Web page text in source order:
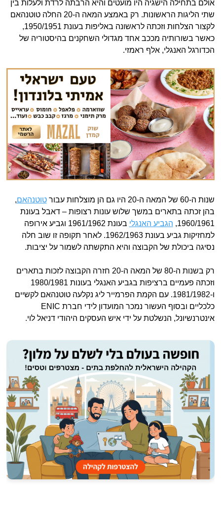
אולם בתחילה הישגיה היו מועטים והיא הרבתה לרדת ולעלות בין
שתי הליגות הראשונות. רק באמצע המאה ה-20 החלה טוטנהאם
לקצור הצלחות וזכתה לראשונה באליפות בעונת 1950/1951,
כאשר בשורותיה מככב אחד מגדולי השחקנים בהיסטוריה של
הכדורגל האנגלי, אלף ראמזי.
שנות ה-60 של המאה ה-20 היו גם הן מוצלחות עבור טוטנהאם,
בהן זכתה בתארים במשך שלוש עונות רצופות – דאבל בעונת
1960/1961, הגביע האנגלי
בעונת 1961/1962 וגביע אירופה
למחזיקות גביע בעונת 1962/1963. לאחר תקופה זו שוב חלה
נסיגה ביכולת של הקבוצה והיא התקשתה לשמור על יציבות.
רק בשנות ה-80 של המאה ה-20 חזרה הקבוצה לזכות בתארים
וזכתה פעמיים ברציפות בגביע האנגלי בעונות 1980/1981
ו-1981/1982. עם הקמת הפרמייר ליג נקלעה טוטנהאם לקשיים
כלכליים ובסוף העשור נמכר המועדון לידי חברת ENIC
אינטרנשיונל, הנשלטת על ידי איש העסקים היהודי דניאל לוי.